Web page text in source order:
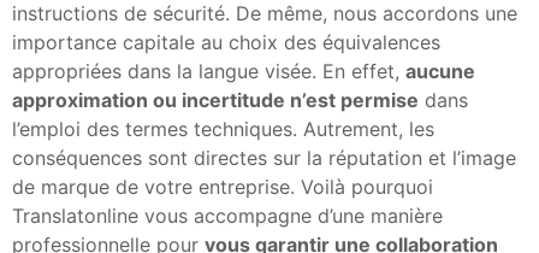
instructions de sécurité. De même, nous accordons une
importance capitale au choix des équivalences
appropriées dans la langue visée. En effet, aucune
approximation ou incertitude n’est permise dans
l’emploi des termes techniques. Autrement, les
conséquences sont directes sur la réputation et l’image
de marque de votre entreprise. Voilà pourquoi
Translatonline vous accompagne d’une manière
professionnelle pour vous garantir une collaboration